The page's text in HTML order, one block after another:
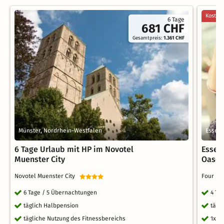
6 Tage
681 CHF
Gesamtpreis:1.361 CHF
Münster, Nordrhein-Westfalen
6 Tage Urlaub mit HP im Novotel
Muenster City
Novotel Muenster City
6 Tage / 5 Übernachtungen
täglich Halbpension
tägliche Nutzung des Fitnessbereichs
Four
4
1x